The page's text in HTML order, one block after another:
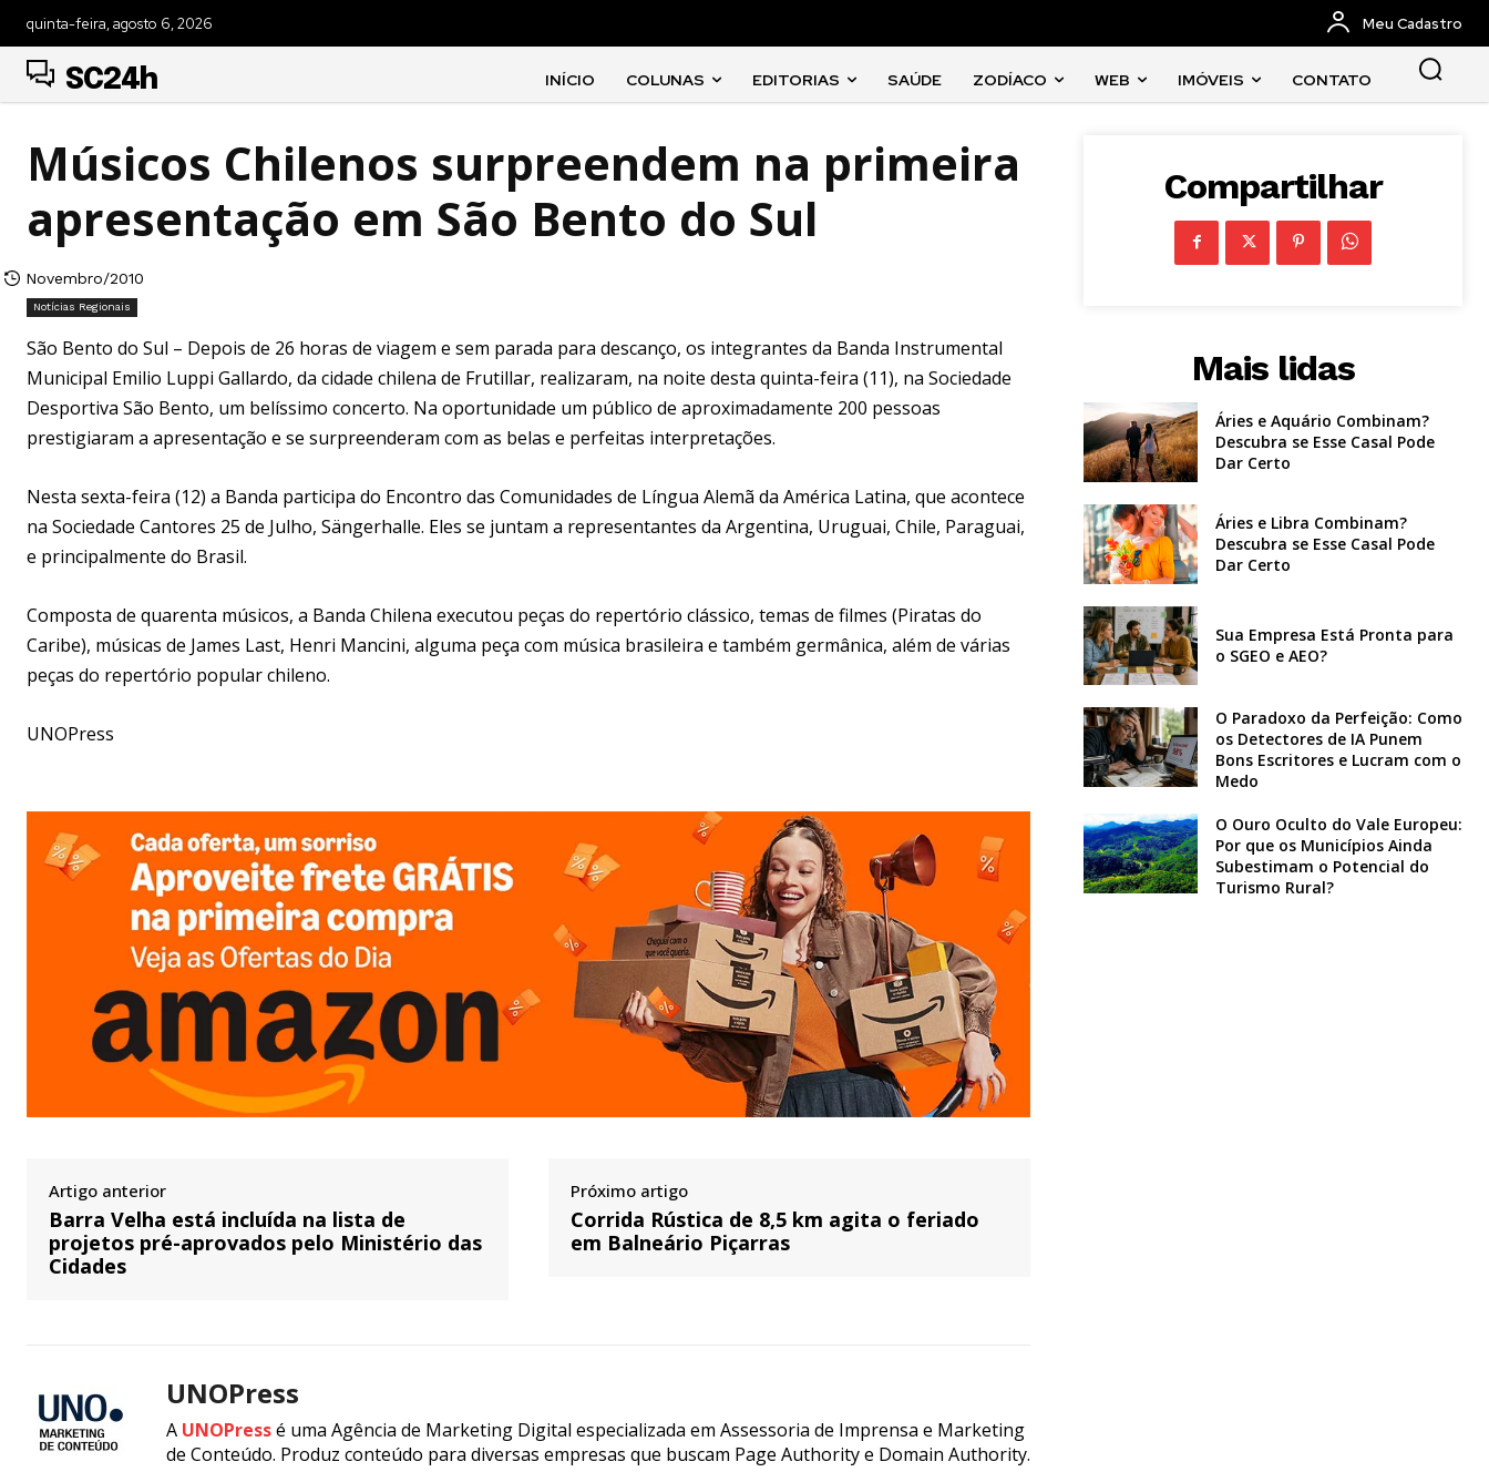
quinta-feira, agosto 6, 2026 Meu Cadastro
SC24h INÍCIO COLUNAS EDITORIAS SAÚDE ZODÍACO WEB IMÓVEIS CONTATO
Músicos Chilenos surpreendem na primeira
apresentação em São Bento do Sul
Novembro/2010
Notícias Regionais
São Bento do Sul – Depois de 26 horas de viagem e sem parada para descanço, os integrantes da Banda Instrumental
Municipal Emilio Luppi Gallardo, da cidade chilena de Frutillar, realizaram, na noite desta quinta-feira (11), na Sociedade
Desportiva São Bento, um belíssimo concerto. Na oportunidade um público de aproximadamente 200 pessoas
prestigiaram a apresentação e se surpreenderam com as belas e perfeitas interpretações.
Nesta sexta-feira (12) a Banda participa do Encontro das Comunidades de Língua Alemã da América Latina, que acontece
na Sociedade Cantores 25 de Julho, Sängerhalle. Eles se juntam a representantes da Argentina, Uruguai, Chile, Paraguai,
e principalmente do Brasil.
Composta de quarenta músicos, a Banda Chilena executou peças do repertório clássico, temas de filmes (Piratas do
Caribe), músicas de James Last, Henri Mancini, alguma peça com música brasileira e também germânica, além de várias
peças do repertório popular chileno.
UNOPress
Artigo anterior
Barra Velha está incluída na lista de
projetos pré-aprovados pelo Ministério das
Cidades
Próximo artigo
Corrida Rústica de 8,5 km agita o feriado
em Balneário Piçarras
UNOPress
A UNOPressé uma Agência de Marketing Digital especializada em Assessoria de Imprensa e Marketing
de Conteúdo. Produz conteúdo para diversas empresas que buscam Page Authority e Domain Authority.
Compartilhar
Mais lidas
Áries e Aquário Combinam?
Descubra se Esse Casal Pode
Dar Certo
Áries e Libra Combinam?
Descubra se Esse Casal Pode
Dar Certo
Sua Empresa Está Pronta para
o SGEO e AEO?
O Paradoxo da Perfeição: Como
os Detectores de IA Punem
Bons Escritores e Lucram com o
Medo
O Ouro Oculto do Vale Europeu:
Por que os Municípios Ainda
Subestimam o Potencial do
Turismo Rural?